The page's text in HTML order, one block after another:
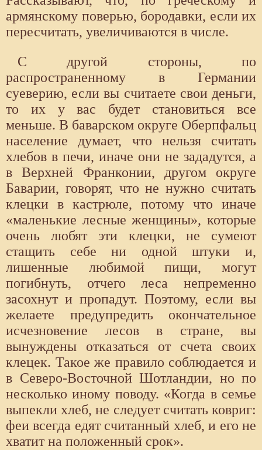
армянскому поверью, бородавки, если их
пересчитать, увеличиваются в числе.
С другой стороны, по
распространенному в Германии
суеверию, если вы считаете свои деньги,
то их у вас будет становиться все
меньше. В баварском округе Оберпфальц
население думает, что нельзя считать
хлебов в печи, иначе они не зададутся, а
в Верхней Франконии, другом округе
Баварии, говорят, что не нужно считать
клецки в кастрюле, потому что иначе
«маленькие лесные женщины», которые
очень любят эти клецки, не сумеют
стащить себе ни одной штуки и,
лишенные любимой пищи, могут
погибнуть, отчего леса непременно
засохнут и пропадут. Поэтому, если вы
желаете предупредить окончательное
исчезновение лесов в стране, вы
вынуждены отказаться от счета своих
клецек. Такое же правило соблюдается и
в Северо-Восточной Шотландии, но по
несколько иному поводу. «Когда в семье
выпекли хлеб, не следует считать ковриг:
феи всегда едят считанный хлеб, и его не
хватит на положенный срок».